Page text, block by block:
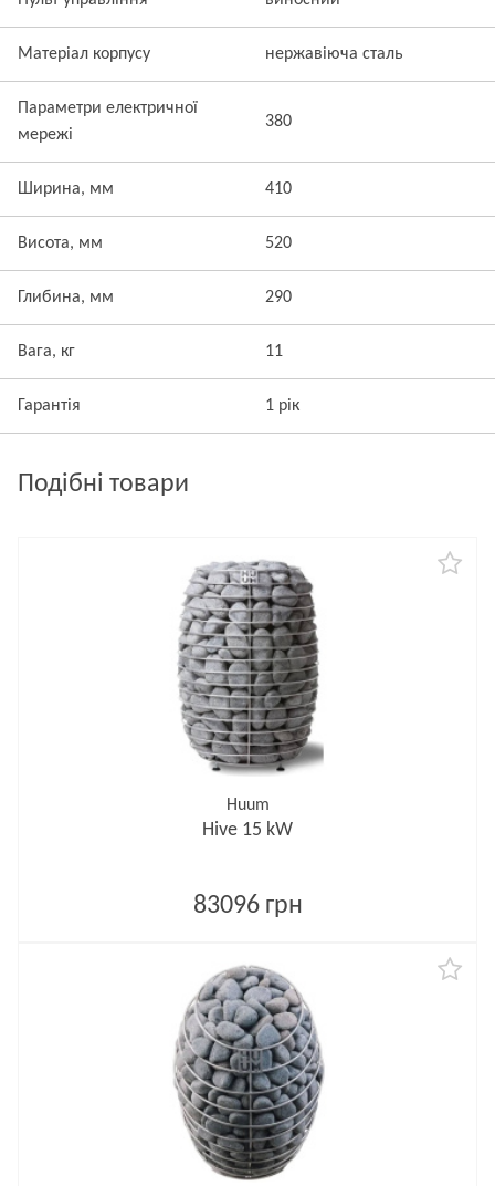
Матеріал корпусу нержавіюча сталь
Параметри електричної
мережі
380
Ширина, мм 410
Висота, мм 520
Глибина, мм 290
Вага, кг 11
Гарантія 1 рік
Подібні товари
Huum
Hive 15 kW
83096 грн